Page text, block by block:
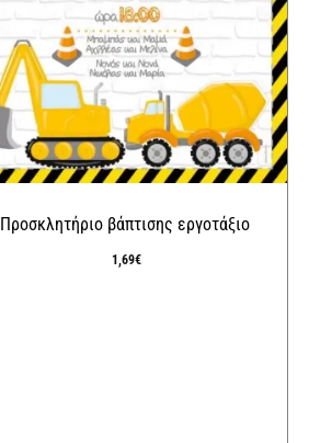
Προσκλητήριο βάπτισης εργοτάξιο
1,69€